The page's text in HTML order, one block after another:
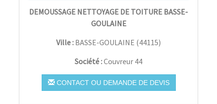
DEMOUSSAGE NETTOYAGE DE TOITURE BASSE-
GOULAINE
Ville : BASSE-GOULAINE (44115)
Société :Couvreur 44
CONTACT OU DEMANDE DE DEVIS